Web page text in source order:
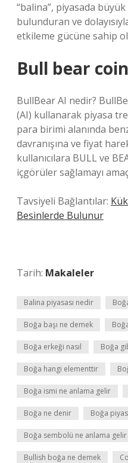
“balina”, piyasada
bulunduran ve
etkileme gücüne sahip
Bull bear
BullBear AI nedir?
(AI) kullanarak piyasa
para birimi alanında
davranışına ve fiyat
kullanıcılara BULL ve
içgörüler sağlamayı
Tavsiyeli Bağlantılar:
Besinlerde Bulunur
Tarih: Makaleler
Balina piyasası nedir
Boğa başı ne demek
Boğa erkeği nasıl Boğa
Boğa hangi elementtir
Boğa ismi ne anlama gelir
Boğa ne denir Boğa
Boğa sembolü ne anlama gelir
Bullish boğa ne demek